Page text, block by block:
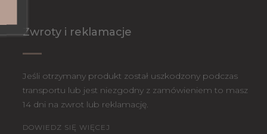
Zwroty i reklamacje
Jeśli otrzymany produkt został uszkodzony podczas
transportu lub jest niezgodny z zamówieniem to masz
14 dni na zwrot lub reklamację.
DOWIEDZ SIĘ WIĘCEJ